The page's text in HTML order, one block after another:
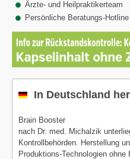
Ärzte- und Heilpraktikerteam
Persönliche Beratungs-Hotline
In Deutschland
Brain Booster
nach Dr. med. Michalzik
Kontrollbehörden. Herstellung
Produktions-Technologien ohne